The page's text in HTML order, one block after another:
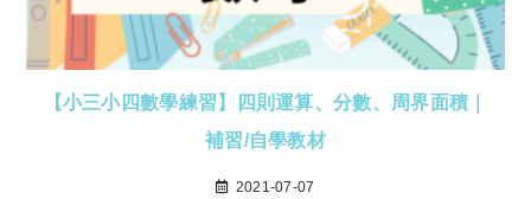
【小三小四數學練習】四則運算、分數、周界面積｜
補習/自學教材
2021-07-07